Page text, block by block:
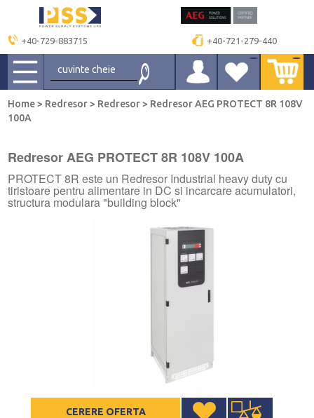
+40-729-883715 +40-721-279-440
Home> Redresor> Redresor> Redresor AEG PROTECT 8R 108V
100A
Redresor AEG PROTECT 8R 108V 100A
PROTECT 8R este un Redresor Industrial heavy duty cu
tiristoare pentru alimentare in DC si incarcare acumulatori,
structura modulara "building block"
CERERE OFERTA